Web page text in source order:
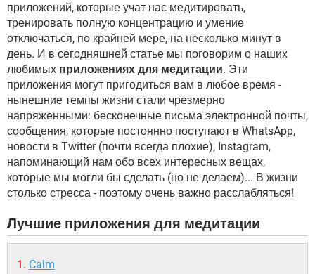
приложений, которые учат нас медитировать,
тренировать полную концентрацию и умение
отключаться, по крайней мере, на несколько минут в
день. И в сегодняшней статье мы поговорим о наших
любимых приложениях для медитации. Эти
приложения могут пригодиться вам в любое время -
нынешние темпы жизни стали чрезмерно
напряженными: бесконечные письма электронной почты,
сообщения, которые постоянно поступают в WhatsApp,
новости в Twitter (почти всегда плохие), Instagram,
напоминающий нам обо всех интересных вещах,
которые мы могли бы сделать (но не делаем)... В жизни
столько стресса - поэтому очень важно расслабляться!
Лучшие приложения для медитации
Calm